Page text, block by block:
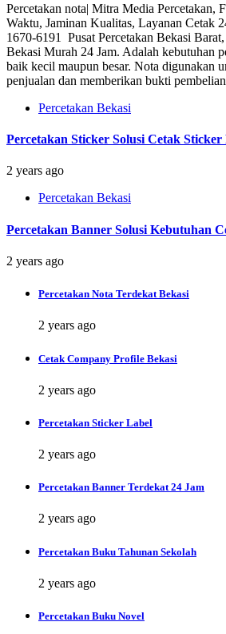
Percetakan nota| Mitra Media Percetakan,
Waktu, Jaminan Kualitas, Layanan Cetak
1670-6191 Pusat Percetakan Bekasi
Bekasi Murah 24 Jam. Adalah kebutuhan
baik kecil maupun besar. Nota digunakan
penjualan dan memberikan bukti
Percetakan Bekasi
Percetakan Sticker Solusi Cetak Sticker
2 years ago
Percetakan Bekasi
Percetakan Banner Solusi Kebutuhan
2 years ago
Percetakan Nota Terdekat Bekasi
2 years ago
Cetak Company Profile Bekasi
2 years ago
Percetakan Sticker Label
2 years ago
Percetakan Banner Terdekat 24 Jam
2 years ago
Percetakan Buku Tahunan Sekolah
2 years ago
Percetakan Buku Novel